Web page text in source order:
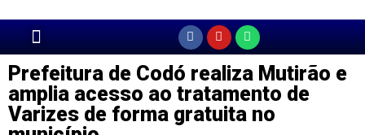
Prefeitura de Codó realiza Mutirão e
amplia acesso ao tratamento de
Varizes de forma gratuita no